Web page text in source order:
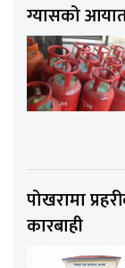
ग्यासको
पोखरामा
कारबाही